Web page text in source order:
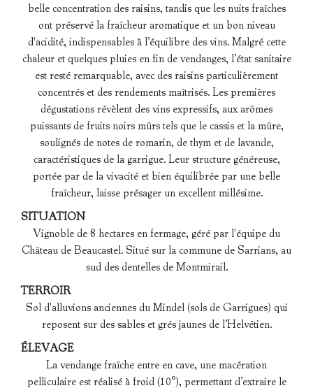
belle concentration des raisins, tandis que les nuits fraîches
ont préservé la fraîcheur aromatique et un bon niveau
d'acidité, indispensables à l’équilibre des vins. Malgré cette
chaleur et quelques pluies en fin de vendanges, l’état sanitaire
est resté remarquable, avec des raisins particulièrement
concentrés et des rendements maîtrisés. Les premières
dégustations révèlent des vins expressifs, aux arômes
puissants de fruits noirs mûrs tels que le cassis et la mûre,
soulignés de notes de romarin, de thym et de lavande,
caractéristiques de la garrigue. Leur structure généreuse,
portée par de la vivacité et bien équilibrée par une belle
fraîcheur, laisse présager un excellent millésime.
SITUATION
Vignoble de 8 hectares en fermage, géré par l'équipe du
Château de Beaucastel. Situé sur la commune de Sarrians, au
sud des dentelles de Montmirail.
TERROIR
Sol d'alluvions anciennes du Mindel (sols de Garrigues) qui
reposent sur des sables et grés jaunes de l’Helvétien.
ÉLEVAGE
La vendange fraîche entre en cave, une macération
pelliculaire est réalisé à froid (10°), permettant d’extraire le